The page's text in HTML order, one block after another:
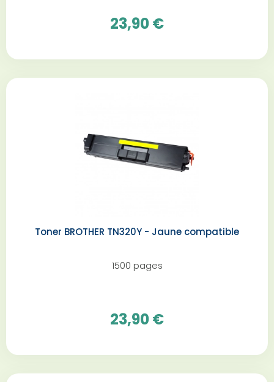
23,90 €
Toner BROTHER TN320Y - Jaune compatible
1500 pages
23,90 €